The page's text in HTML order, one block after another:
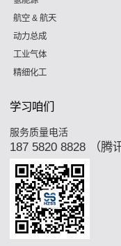
航空 & 航天
动力总成
工业气体
精细化工
学习咱们
服务质量电活
187 5820 8828 （腾